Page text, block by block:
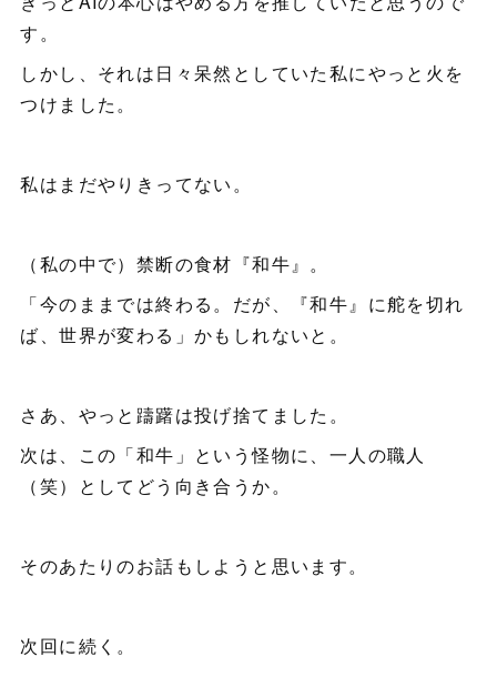
す。
しかし、それは日々呆然としていた私にやっと火を
つけました。
私はまだやりきってない。
（私の中で）禁断の食材『和牛』。
「今のままでは終わる。だが、『和牛』に舵を切れ
ば、世界が変わる」かもしれないと。
さあ、やっと躊躇は投げ捨てました。
次は、この「和牛」という怪物に、一人の職人
（笑）としてどう向き合うか。
そのあたりのお話もしようと思います。
次回に続く。